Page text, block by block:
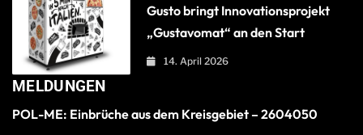
Gusto bringt Innovationsprojekt
„Gustavomat“ an den Start
14. April 2026
MELDUNGEN
POL-ME: Einbrüche aus dem Kreisgebiet – 2604050